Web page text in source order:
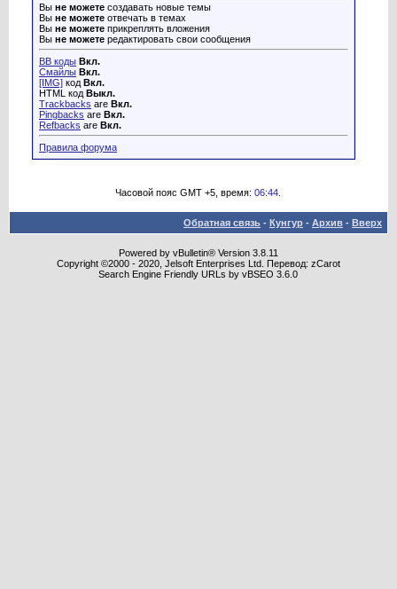
Вы не можете создавать новые темы
Вы не можете отвечать в темах
Вы не можете прикреплять вложения
Вы не можете редактировать свои сообщения
BB коды Вкл.
Смайлы Вкл.
[IMG] код Вкл.
HTML код Выкл.
Trackbacks are Вкл.
Pingbacks are Вкл.
Refbacks are Вкл.
Правила форума
Часовой пояс GMT +5, время:06:44
Обратная связь - Кунгур - Архив - Вверх
Powered by vBulletin® Version 3.8.11
Copyright ©2000 - 2020, Jelsoft Enterprises Ltd. Перевод: zCarot
Search Engine Friendly URLs by vBSEO 3.6.0